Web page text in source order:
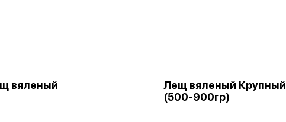
вяленый
Лещ вяленый Крупный
(500-900гр)